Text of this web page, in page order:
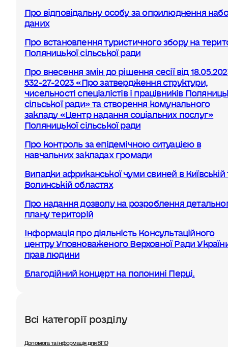
Про відповідальну особу за оприлюднення
даних
Про встановлення туристичного збору на
Поляницької сільської ради
Про внесення змін до рішення сесії від
532-27-2023 «Про затвердження структури,
чисельності спеціалістів і працівників
сільської ради» та створення комунального
закладу «Центр надання соціальних послуг»
Поляницької сільської ради
Про контроль за епідемічною ситуацією в
навчальних закладах громади
Випадки африканської чуми свиней в Київській
Волинській областях
Про надання дозволу на розроблення
плану територій
Інформація про діяльність Консультаційного
центру Уповноваженого Верховної Ради
прав людини
Благодійний концерт на полонині Перці.
Всі категорії розділу
Допомога та інформація для ВПО